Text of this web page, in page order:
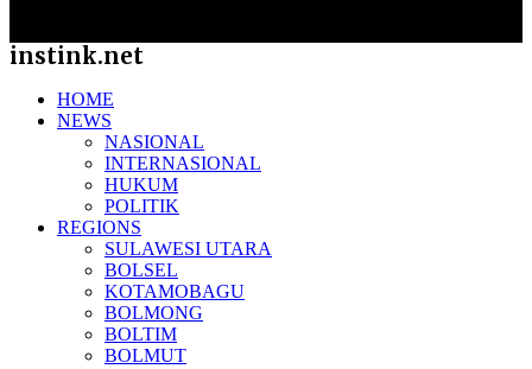
instink.net
HOME
NEWS
NASIONAL
INTERNASIONAL
HUKUM
POLITIK
REGIONS
SULAWESI UTARA
BOLSEL
KOTAMOBAGU
BOLMONG
BOLTIM
BOLMUT